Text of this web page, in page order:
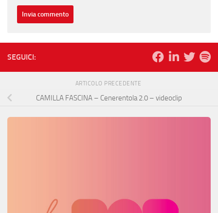
SEGUICI:
ARTICOLO PRECEDENTE
CAMILLA FASCINA – Cenerentola 2.0 – videoclip